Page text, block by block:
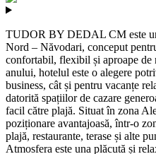
TUDOR BY DEDAL CM este
Nord – Năvodari, conceput
confortabil, flexibil și aproape de
anului, hotelul este o alegere
business, cât și pentru vacanțe
datorită spațiilor de cazare
facil către plajă. Situat în zona
poziționare avantajoasă, într-o
plajă, restaurante, terase și alte
Atmosfera este una plăcută și